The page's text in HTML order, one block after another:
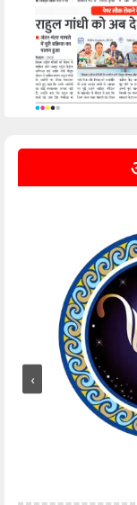
‹